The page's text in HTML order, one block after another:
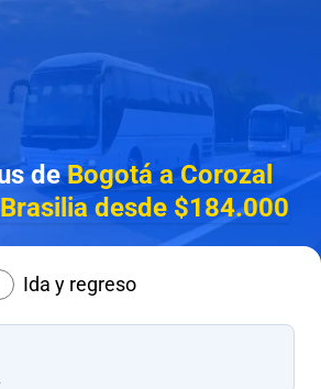
deBogotá a Corozal
desde $184.000
Ida y regreso